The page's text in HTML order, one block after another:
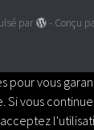
par - Conçu
pour vous
Si vous